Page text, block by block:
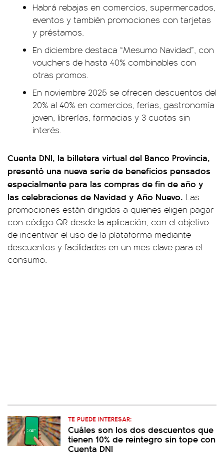
Habrá rebajas en comercios, supermercados,
eventos y también promociones con tarjetas
y préstamos.
En diciembre destaca “Mesumo Navidad”, con
vouchers de hasta 40% combinables con
otras promos.
En noviembre 2025 se ofrecen descuentos del
20% al 40% en comercios, ferias, gastronomía
joven, librerías, farmacias y 3 cuotas sin
interés.
Cuenta DNI, la billetera virtual del Banco Provincia,
presentó una nueva serie de beneficios pensados
especialmente para las compras de fin de año y
las celebraciones de Navidad y Año Nuevo. Las
promociones están dirigidas a quienes eligen pagar
con código QR desde la aplicación, con el objetivo
de incentivar el uso de la plataforma mediante
descuentos y facilidades en un mes clave para el
consumo.
TE PUEDE INTERESAR:
Cuáles son los dos descuentos que
tienen 10% de reintegro sin tope con
Cuenta DNI